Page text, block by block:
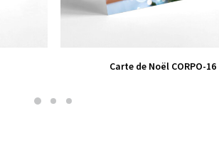
VIEW PRODUCT
Carte de Noël CORPO-16